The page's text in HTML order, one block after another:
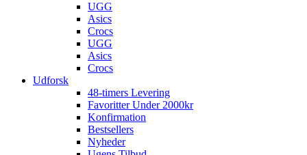
UGG
Asics
Crocs
UGG
Asics
Crocs
Udforsk
48-timers Levering
Favoritter Under 2000kr
Konfirmation
Bestsellers
Nyheder